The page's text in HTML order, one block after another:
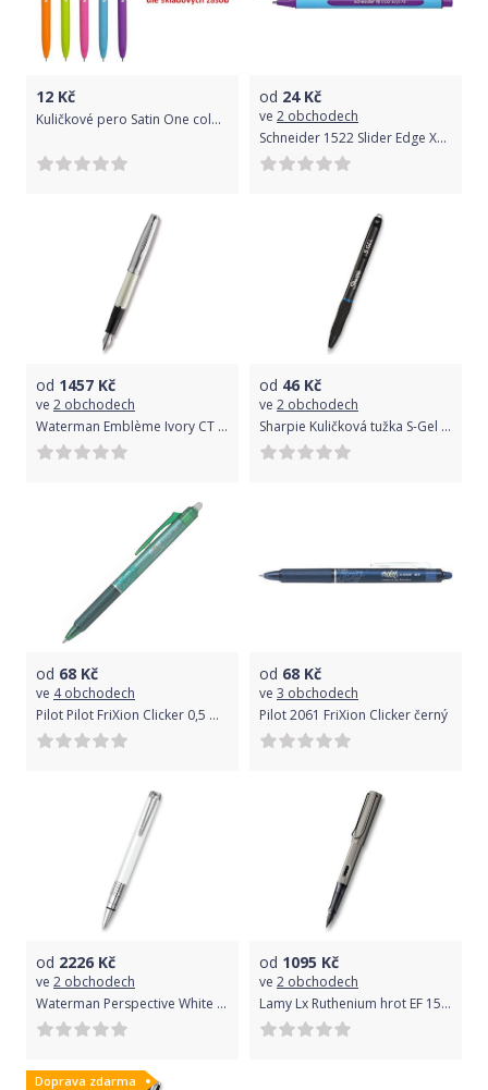
12 Kč
Kuličkové pero Satin One color mix
od 24Kč
ve 2 obchodech
Schneider 1522 Slider Edge XB fialový
od 1457 Kč
ve 2 obchodech
Waterman Emblème Ivory CT hrot M 1507/1210328
od 46 Kč
ve 2 obchodech
Sharpie Kuličková tužka S-Gel modrá 136600
od 68 Kč
ve 4 obchodech
Pilot Pilot FriXion Clicker 0,5 mm - zelená
od 68 Kč
ve 3 obchodech
Pilot 2061 FriXion Clicker černý
od 2226 Kč
ve 2 obchodech
Waterman Perspective White CT kuličková tužka 1507/2094460
od 1095 Kč
ve 2 obchodech
Lamy Lx Ruthenium hrot EF 1506/0571493
Doprava zdarma